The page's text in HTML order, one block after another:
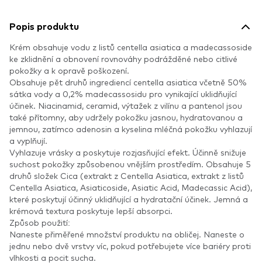
Popis produktu
Krém obsahuje vodu z listů centella asiatica a madecassoside
ke zklidnění a obnovení rovnováhy podrážděné nebo citlivé
pokožky a k opravě poškození.
Obsahuje pět druhů ingrediencí centella asiatica včetně 50%
sátka vody a 0,2% madecassosidu pro vynikající uklidňující
účinek. Niacinamid, ceramid, výtažek z vilínu a pantenol jsou
také přítomny, aby udržely pokožku jasnou, hydratovanou a
jemnou, zatímco adenosin a kyselina mléčná pokožku vyhlazují
a vyplňují.
Vyhlazuje vrásky a poskytuje rozjasňující efekt. Účinně snižuje
suchost pokožky způsobenou vnějším prostředím. Obsahuje 5
druhů složek Cica (extrakt z Centella Asiatica, extrakt z listů
Centella Asiatica, Asiaticoside, Asiatic Acid, Madecassic Acid),
které poskytují účinný uklidňující a hydratační účinek. Jemná a
krémová textura poskytuje lepší absorpci.
Způsob použití:
Naneste přiměřené množství produktu na obličej. Naneste o
jednu nebo dvě vrstvy víc, pokud potřebujete více bariéry proti
vlhkosti a pocit sucha.